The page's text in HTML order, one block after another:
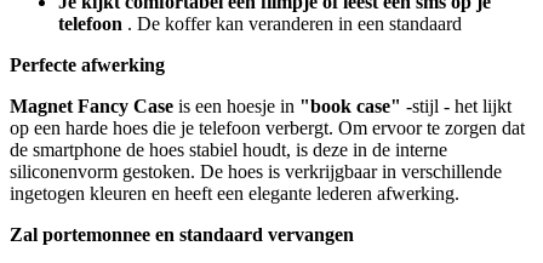
telefoon . De koffer kan veranderen in een standaard
Perfecte afwerking
Magnet Fancy Case is een hoesje in "book case" -stijl - het lijkt
op een harde hoes die je telefoon verbergt. Om ervoor te zorgen dat
de smartphone de hoes stabiel houdt, is deze in de interne
siliconenvorm gestoken. De hoes is verkrijgbaar in verschillende
ingetogen kleuren en heeft een elegante lederen afwerking.
Zal portemonnee en standaard vervangen